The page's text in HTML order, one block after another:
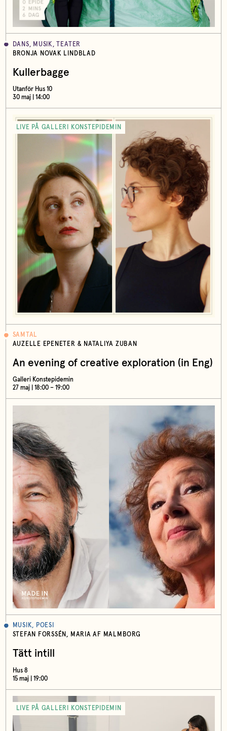
DANS, MUSIK, TEATER
BRONJA NOVAK LINDBLAD
Kullerbagge
Utanför Hus 10
30 maj | 14:00
LIVE PÅ GALLERI KONSTEPIDEMIN
SAMTAL
AUZELLE EPENETER & NATALIYA ZUBAN
An evening of creative exploration (in Eng)
Galleri Konstepidemin
27 maj | 18:00 – 19:00
MUSIK, POESI
STEFAN FORSSÉN, MARIA AF MALMBORG
Tätt intill
Hus 8
15 maj | 19:00
LIVE PÅ GALLERI KONSTEPIDEMIN